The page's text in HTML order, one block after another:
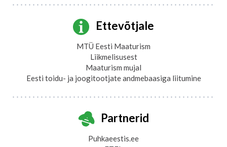
Ettevõtjale
MTÜ Eesti Maaturism
Liikmelisusest
Maaturism mujal
Eesti toidu- ja joogitootjate andmebaasiga liitumine
Partnerid
Puhkaeestis.ee